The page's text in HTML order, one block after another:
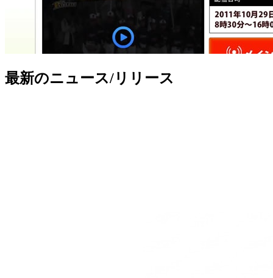
最新のニュース/リリース